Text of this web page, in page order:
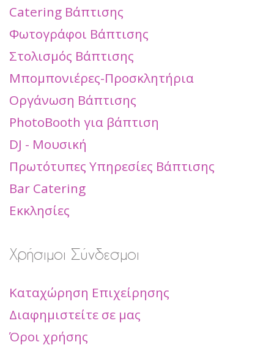
Catering Βάπτισης
Φωτογράφοι Βάπτισης
Στολισμός Βάπτισης
Μπομπονιέρες-Προσκλητήρια
Οργάνωση Βάπτισης
PhotoBooth για βάπτιση
DJ - Μουσική
Πρωτότυπες Υπηρεσίες Βάπτισης
Bar Catering
Εκκλησίες
Χρήσιμοι Σύνδεσμοι
Καταχώρηση Επιχείρησης
Διαφημιστείτε σε μας
Όροι χρήσης